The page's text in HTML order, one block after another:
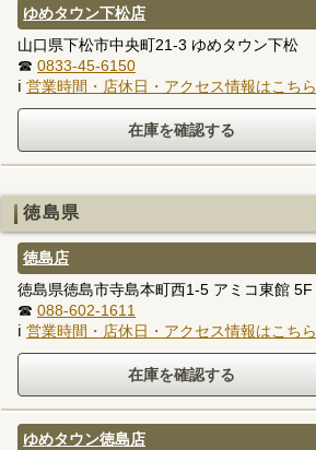
ゆめタウン下松店
山口県下松市中央町21-3 ゆめタウン下松
☎ 0833-45-6150
ℹ 営業時間・店休日・アクセス情報はこちら
徳島県
徳島店
徳島県徳島市寺島本町西1-5 アミコ東館 5F
☎ 088-602-1611
ℹ 営業時間・店休日・アクセス情報はこちら
ゆめタウン徳島店